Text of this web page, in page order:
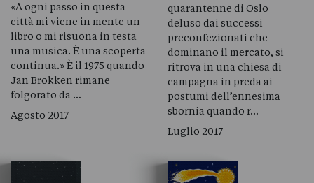
«A ogni passo in questa
città mi viene in mente un
libro o mi risuona in testa
una musica. È una scoperta
continua.» È il 1975 quando
Jan Brokken rimane
folgorato da …
Agosto 2017
quarantenne di Oslo
deluso dai successi
preconfezionati che
dominano il mercato, si
ritrova in una chiesa di
campagna in preda ai
postumi dell’ennesima
sbornia quando r…
Luglio 2017